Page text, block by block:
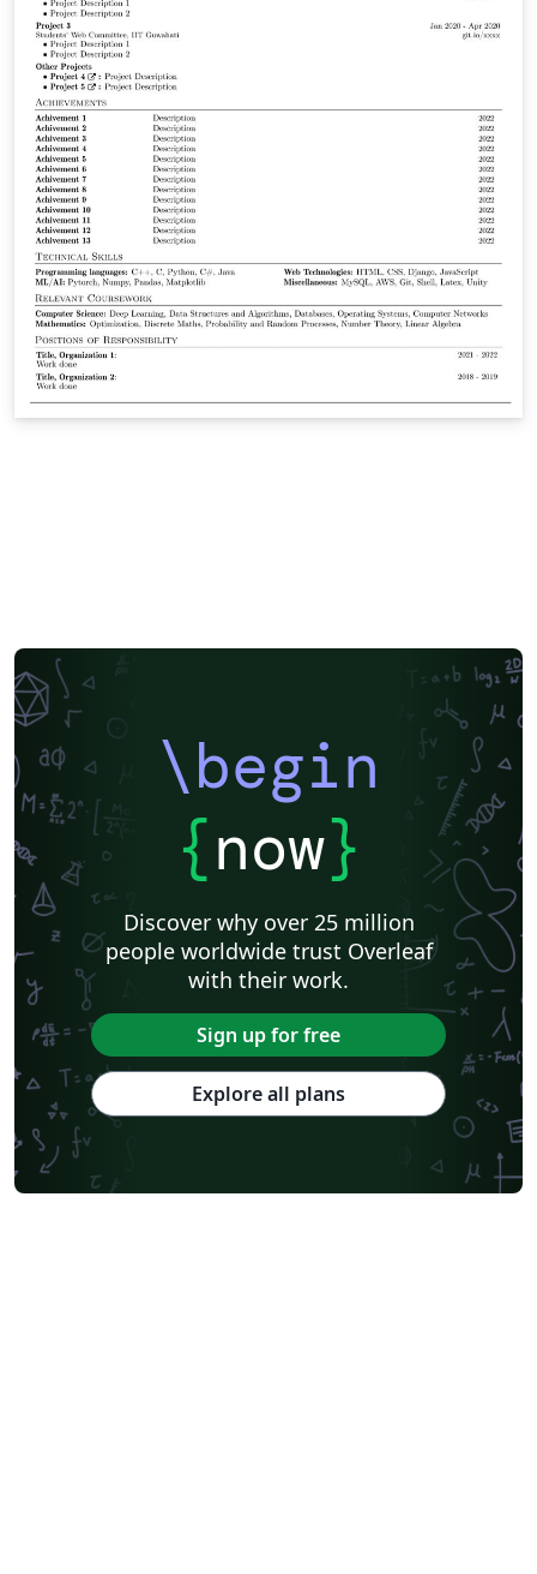
\begin
{now}
Discover why over 25 million
people worldwide trust Overleaf
with their work.
Sign up for free
Explore all plans